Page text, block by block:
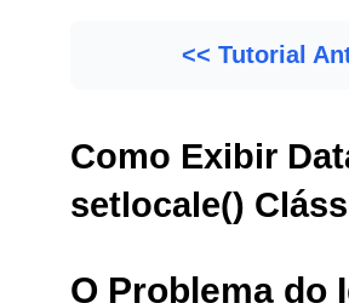
<< Tutorial
Como Exibir
setlocale()
O Problema do